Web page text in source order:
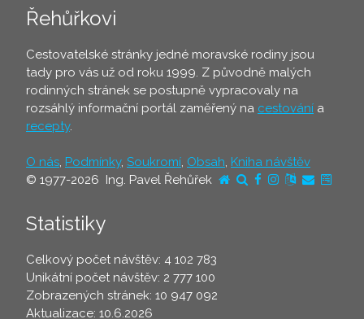
Řehůřkovi
Cestovatelské stránky jedné moravské rodiny jsou
tady pro vás už od roku 1999. Z původně malých
rodinných stránek se postupně vypracovaly na
rozsáhlý informační portál zaměřený na cestování a
recepty.
O nás, Podmínky, Soukromí, Obsah, Kniha návštěv
© 1977-2026 Ing. Pavel Řehůřek
Statistiky
Celkový počet návštěv: 4 102 783
Unikátní počet návštěv: 2 777 100
Zobrazených stránek: 10 947 092
Aktualizace: 10.6.2026